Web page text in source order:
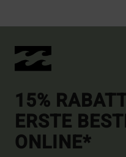
15%
ERSTE
ONLINE*